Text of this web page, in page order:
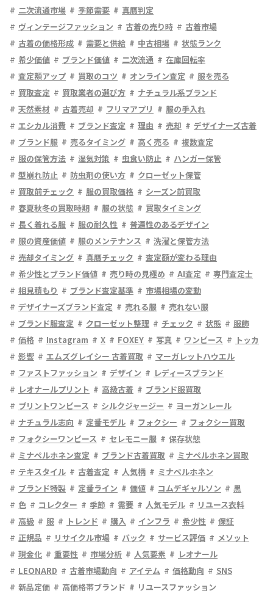
二次流通市場
季節需要
真贋判定
ヴィンテージファッション
古着の売り時
古着市場
古着の価格形成
需要と供給 中古相場
状態ランク
希少価値
ブランド価値 二次流通
在庫回転率
査定額アップ
買取のコツ オンライン査定
服を売る
買取査定
買取業者の選び方
ナチュラル系ブランド
天然素材
古着売却 フリマアプリ
服の手入れ
エシカル消費
ブランド査定 理由 売却
デザイナーズ古着
ブランド服
売るタイミング 高く売る
複数査定
服の保管方法
湿気対策 虫食い防止
ハンガー保管
型崩れ防止
防虫剤の使い方
クローゼット保管
買取前チェック
服の買取価格
シーズン前買取
春夏秋冬の買取時期
服の状態
買取タイミング
長く着れる服
服の耐久性
普遍性のあるデザイン
服の資産価値
服のメンテナンス
洗濯と保管方法
売却タイミング
真贋チェック
査定額が変わる理由
希少性とブランド価値
売り時の見極め AI査定
専門査定士
相見積もり
ブランド査定基準
市場相場の変動
デザイナーズブランド査定
売れる服
売れない服
ブランド服査定
クローゼット整理 チェック 状態
服飾
価格
Instagram X FOXEY 写真 ワンピース
トッカ
影響
エムズグレイシー 古着買取
マーガレットハウエル
ファストファッション
デザイン
レディースブランド
レオナールプリント
高級古着
ブランド服買取
プリントワンピース
シルクジャージー
ヨーガンレール
ナチュラル志向
定番モデル フォクシー
フォクシー買取
フォクシーワンピース
セレモニー服
保存状態
ミナペルホネン査定
ブランド古着買取
ミナペルホネン買取
テキスタイル
古着査定 人気柄
ミナペルホネン
ブランド特製
定番ライン 価値 コムデギャルソン
黒
色
コレクター 季節 需要 人気モデル
リユース衣料
高級
服 トレンド 購入 インフラ 希少性
保証
正規品
リサイクル市場 バック サービス評価
メソット
現金化
重要性 市場分析 人気要素
レオナール
LEONARD
古着市場動向 アイテム 価格動向
SNS
新品定価
高価格帯ブランド リユースファッション